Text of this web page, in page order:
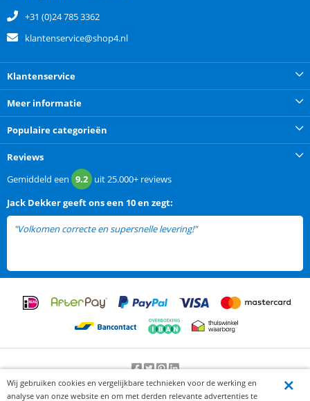
+31 (0)24 785 3362
klantenservice@shop4.nl
Klantenservice
Meer informatie
Populaire categorieën
Reviews
Gemiddeld een 9.2 uit25.000+ reviews
Jack Dekkergeeft ons een 10 en zegt:
"Volkomen correcte en supersnelle levering!"
Beoordeling door klanten:9.2/10-25000beoordelingen
Wij gebruiken cookies en vergelijkbare technieken voor de werking en
analyse van onze website en om met derden relevante advertenties te